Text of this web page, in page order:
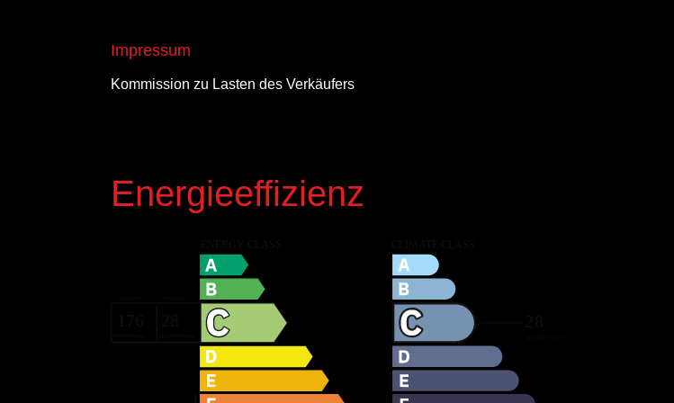
Impressum
Kommission zu Lasten des Verkäufers
Energieeffizienz